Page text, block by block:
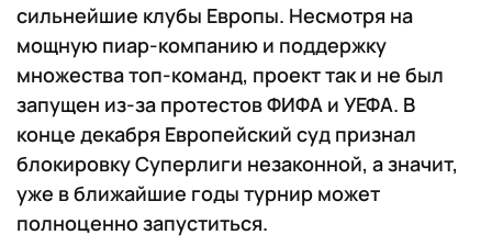
сильнейшие клубы Европы. Несмотря на
мощную пиар-компанию и поддержку
множества топ-команд, проект так и не был
запущен из-за протестов ФИФА и УЕФА. В
конце декабря Европейский суд признал
блокировку Суперлиги незаконной, а значит,
уже в ближайшие годы турнир может
полноценно запуститься.